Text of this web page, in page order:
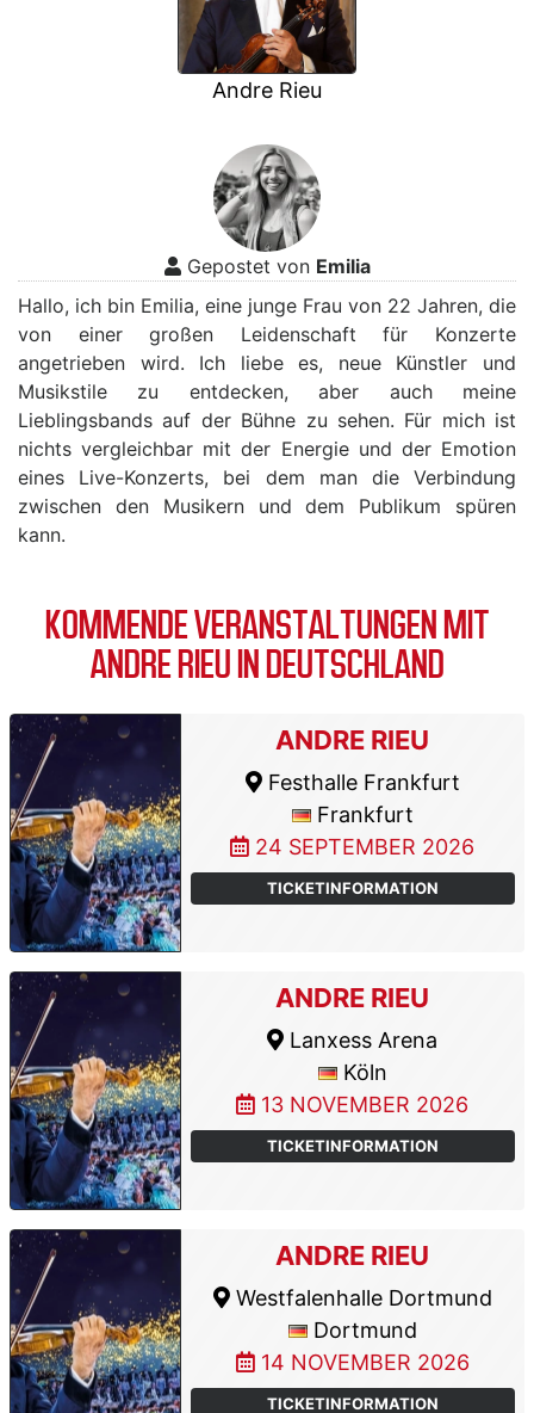
Andre Rieu
Gepostet von Emilia
Hallo, ich bin Emilia, eine junge Frau von 22 Jahren, die
von einer großen Leidenschaft für Konzerte
angetrieben wird. Ich liebe es, neue Künstler und
Musikstile zu entdecken, aber auch meine
Lieblingsbands auf der Bühne zu sehen. Für mich ist
nichts vergleichbar mit der Energie und der Emotion
eines Live-Konzerts, bei dem man die Verbindung
zwischen den Musikern und dem Publikum spüren
kann.
KOMMENDE VERANSTALTUNGEN MIT
ANDRE RIEU IN DEUTSCHLAND
ANDRE RIEU
Festhalle Frankfurt
Frankfurt
24 SEPTEMBER 2026
TICKETINFORMATION
ANDRE RIEU
Lanxess Arena
Köln
13 NOVEMBER 2026
TICKETINFORMATION
ANDRE RIEU
Westfalenhalle Dortmund
Dortmund
14 NOVEMBER 2026
TICKETINFORMATION